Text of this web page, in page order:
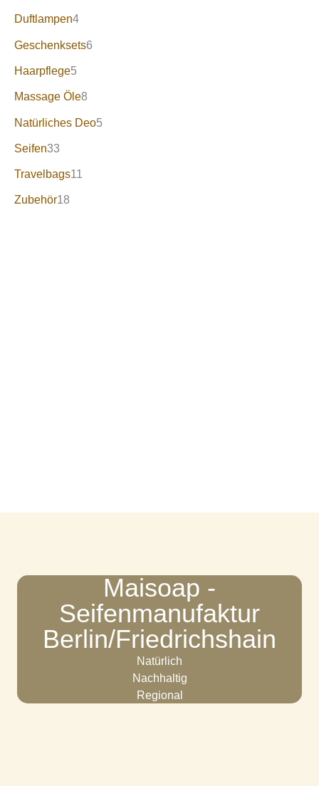
Duftlampen4
Geschenksets6
Haarpflege5
Massage Öle8
Natürliches Deo5
Seifen33
Travelbags11
Zubehör18
Maisoap -
Seifenmanufaktur
Berlin/Friedrichshain
Natürlich
Nachhaltig
Regional